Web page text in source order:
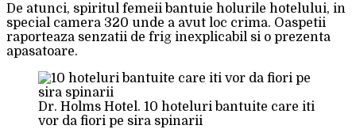
De atunci, spiritul femeii bantuie holurile hotelului, in
special camera 320 unde a avut loc crima. Oaspetii
raporteaza senzatii de frig inexplicabil si o prezenta
apasatoare.
Dr. Holms Hotel. 10 hoteluri bantuite care iti
vor da fiori pe sira spinarii